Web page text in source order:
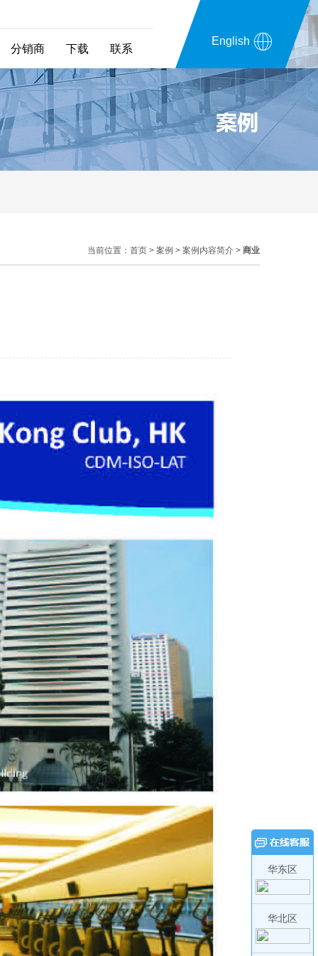
English
分销商 下载 联系
当前位置： 首页 > 案例 > 案例内容简介 > 商业
华东区
华北区